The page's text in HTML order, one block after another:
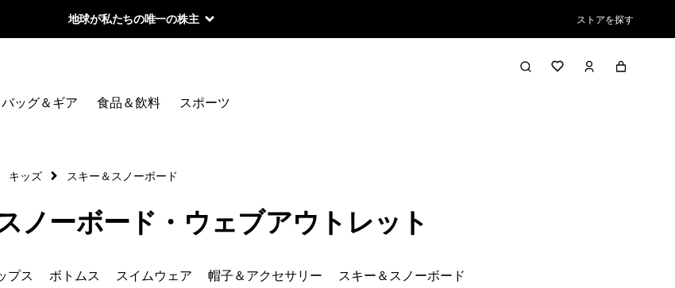
地球が私たちの唯一の株主 ストアを探す
バッグ＆ギア 食品＆飲料 スポーツ
ウェア
キッズ スキー＆スノーボード
ノーボード・ウェブアウトレット
プス ボトムス スイムウェア 帽子＆アクセサリー スキー＆スノーボード